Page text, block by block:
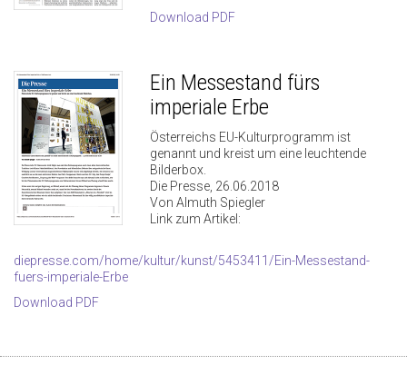
Download PDF
Ein Messestand fürs
imperiale Erbe
Österreichs EU-Kulturprogramm ist
genannt und kreist um eine leuchtende
Bilderbox.
Die Presse, 26.06.2018
Von Almuth Spiegler
Link zum Artikel:
diepresse.com/home/kultur/kunst/5453411/Ein-Messestand-
fuers-imperiale-Erbe
Download PDF